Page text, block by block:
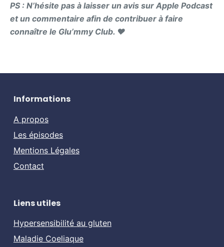
PS : N’hésite pas à laisser un avis sur Apple Podcast
et un commentaire afin de contribuer à faire
connaître le Glu’mmy Club. ❤️
Informations
A propos
Les épisodes
Mentions Légales
Contact
Liens utiles
Hypersensibilité au gluten
Maladie Coeliaque